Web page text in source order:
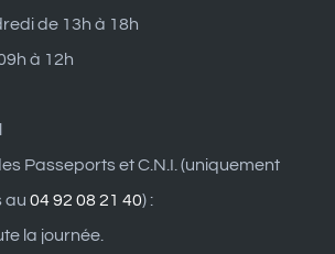
de 13h à 18h
à 12h
Passeports et C.N.I. (uniquement
au 04 92 08 21 40) :
la journée.